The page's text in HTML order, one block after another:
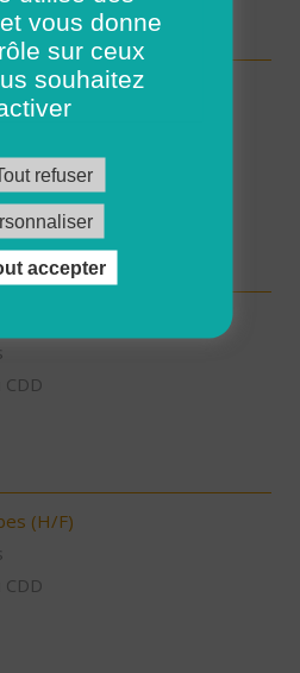
sur Noyers sur Cher -
(H/F)
(H/F)
(H/F)
vous donne
sur ceux
souhaitez
refuser
accepter